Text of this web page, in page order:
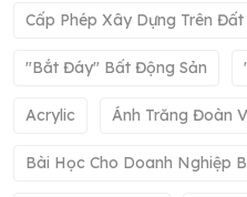
Cấp Phép Xây Dựng Trên
"bắt Đáy" Bất Động Sản
Acrylic Ánh Trăng Đoàn
Bài Học Cho Doanh Nghiệp